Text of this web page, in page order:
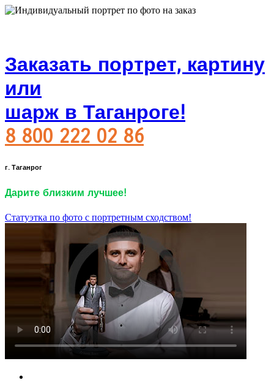
Заказать портрет, картину
или
шарж в Таганроге!
8 800 222 02 86
г. Таганрог
Дарите близким лучшее!
Статуэтка по фото с портретным сходством!